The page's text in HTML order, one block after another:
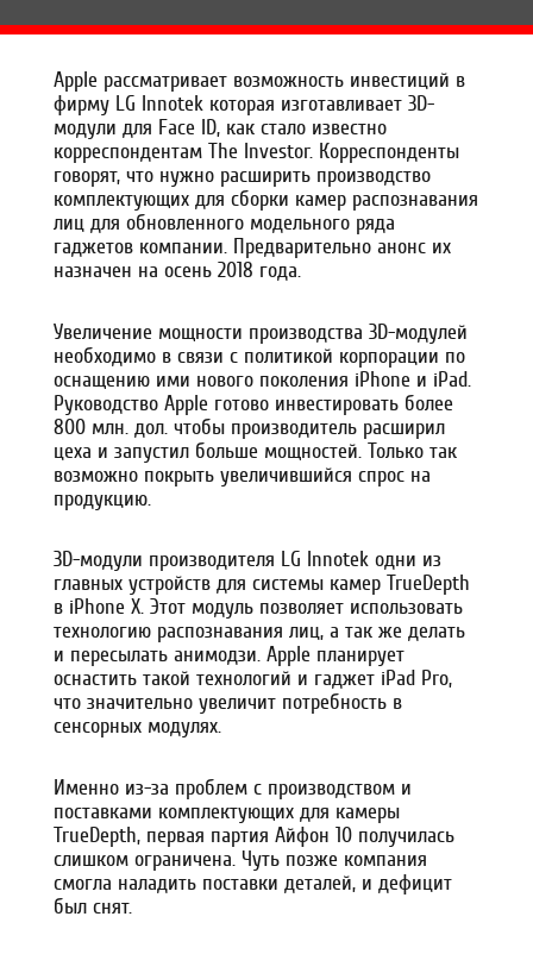
Apple рассматривает возможность инвестиций в
фирму LG Innotek которая изготавливает 3D-
модули для Face ID, как стало известно
корреспондентам The Investor. Корреспонденты
говорят, что нужно расширить производство
комплектующих для сборки камер распознавания
лиц для обновленного модельного ряда
гаджетов компании. Предварительно анонс их
назначен на осень 2018 года.
Увеличение мощности производства 3D-модулей
необходимо в связи с политикой корпорации по
оснащению ими нового поколения iPhone и iPad.
Руководство Apple готово инвестировать более
800 млн. дол. чтобы производитель расширил
цеха и запустил больше мощностей. Только так
возможно покрыть увеличившийся спрос на
продукцию.
3D-модули производителя LG Innotek одни из
главных устройств для системы камер TrueDepth
в iPhone Х. Этот модуль позволяет использовать
технологию распознавания лиц, а так же делать
и пересылать анимодзи. Apple планирует
оснастить такой технологий и гаджет iPad Pro,
что значительно увеличит потребность в
сенсорных модулях.
Именно из-за проблем с производством и
поставками комплектующих для камеры
TrueDepth, первая партия Айфон 10 получилась
слишком ограничена. Чуть позже компания
смогла наладить поставки деталей, и дефицит
был снят.